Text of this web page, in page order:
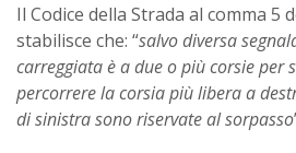
Il Codice della Strada al comma 5
stabilisce che: “salvo diversa
carreggiata è a due o più corsie per
percorrere la corsia più libera a
di sinistra sono riservate al sorpasso